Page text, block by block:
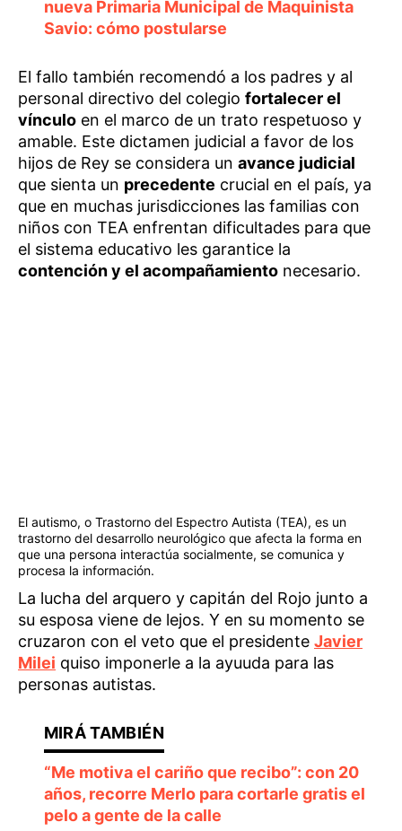
nueva Primaria Municipal de Maquinista
Savio: cómo postularse
El fallo también recomendó a los padres y al
personal directivo del colegio fortalecer el
vínculo en el marco de un trato respetuoso y
amable. Este dictamen judicial a favor de los
hijos de Rey se considera un avance judicial
que sienta un precedente crucial en el país, ya
que en muchas jurisdicciones las familias con
niños con TEA enfrentan dificultades para que
el sistema educativo les garantice la
contención y el acompañamiento necesario.
El autismo, o Trastorno del Espectro Autista (TEA), es un
trastorno del desarrollo neurológico que afecta la forma en
que una persona interactúa socialmente, se comunica y
procesa la información.
La lucha del arquero y capitán del Rojo junto a
su esposa viene de lejos. Y en su momento se
cruzaron con el veto que el presidente Javier
Milei quiso imponerle a la ayuuda para las
personas autistas.
“Me motiva el cariño que recibo”: con 20
años, recorre Merlo para cortarle gratis el
pelo a gente de la calle